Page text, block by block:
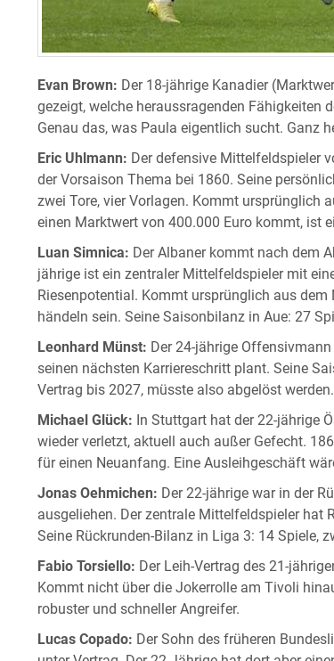
Evan Brown: Der 18-jährige Kanadier
gezeigt, welche heraussragenden Fähigkeiten
Genau das, was Paula eigentlich sucht. Ganz
Eric Uhlmann: Der defensive Mittelfeldspieler
der Vorsaison Thema bei 1860. Seine
zwei Tore, vier Vorlagen. Kommt ursprünglich
einen Marktwert von 400.000 Euro kommt, ist
Luan Simnica: Der Albaner kommt nach dem
jährige ist ein zentraler Mittelfeldspieler mit
Riesenpotential. Kommt ursprünglich aus
händeln sein. Seine Saisonbilanz in Aue: 27
Leonhard Münst: Der 24-jährige
seinen nächsten Karriereschritt plant. Seine
Vertrag bis 2027, müsste also abgelöst werden.
Michael Glück: In Stuttgart hat der 22-jährige
wieder verletzt, aktuell auch außer Gefecht.
für einen Neuanfang. Eine Ausleihgeschäft
Jonas Oehmichen: Der 22-jährige war in der
ausgeliehen. Der zentrale Mittelfeldspieler hat
Seine Rückrunden-Bilanz in Liga 3: 14 Spiele,
Fabio Torsiello: Der Leih-Vertrag des 21-
Kommt nicht über die Jokerrolle am Tivoli
robuster und schneller Angreifer.
Lucas Copado: Der Sohn des früheren